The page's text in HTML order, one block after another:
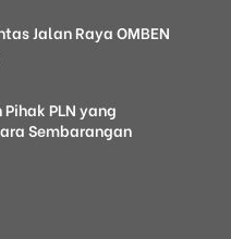
Jalan Raya OMBEN
PLN yang
Sembarangan